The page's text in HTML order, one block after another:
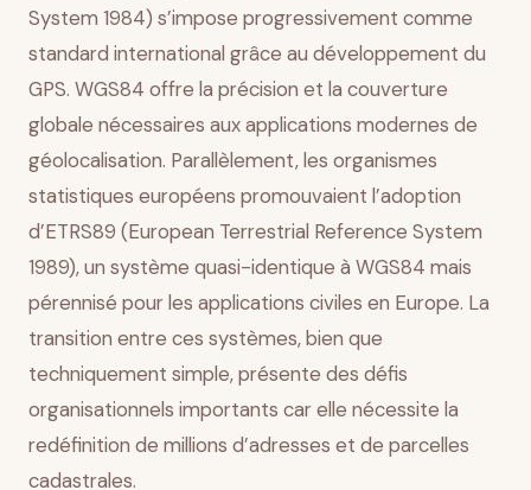
System 1984) s’impose progressivement comme
standard international grâce au développement du
GPS. WGS84 offre la précision et la couverture
globale nécessaires aux applications modernes de
géolocalisation. Parallèlement, les organismes
statistiques européens promouvaient l’adoption
d’ETRS89 (European Terrestrial Reference System
1989), un système quasi-identique à WGS84 mais
pérennisé pour les applications civiles en Europe. La
transition entre ces systèmes, bien que
techniquement simple, présente des défis
organisationnels importants car elle nécessite la
redéfinition de millions d’adresses et de parcelles
cadastrales.